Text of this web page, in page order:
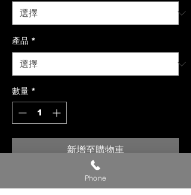
產品 *
數量 *
新增至購物車
Phone